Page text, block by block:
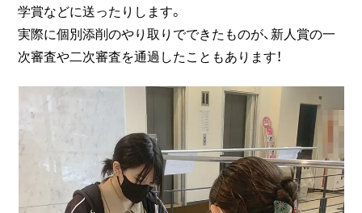
学賞などに送ったりします。
実際に個別添削のやり取りでできたものが、新人賞の一
次審査や二次審査を通過したこともあります！